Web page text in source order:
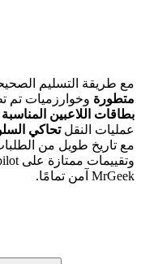
مع طريقة التسليم
متطورة وخوارزميات تم
بطاقات اللاعبين المناسبة
عمليات النقلتحاكي
مع تاريخ طويل من
MrGeek آمن تمامًا.